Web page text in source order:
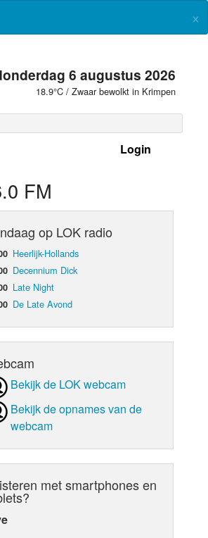
×
6 augustus 2026
18.9°C / Zwaar bewolkt in Krimpen
Login
FM
op LOK radio
Heerlijk-Hollands
Decennium Dick
Late Night
De Late Avond
Bekijk de LOK webcam
Bekijk de opnames van de
webcam
met smartphones en